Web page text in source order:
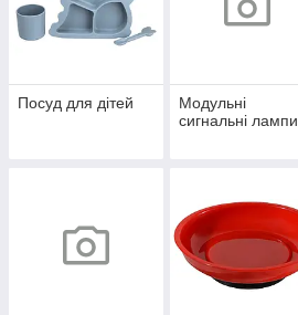
Посуд для дітей
Модульні
сигнальні лампи